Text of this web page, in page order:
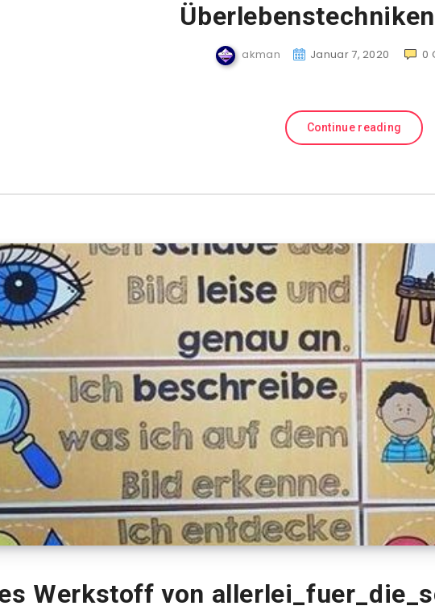
akman Januar 7, 2020 0
Continue reading
Werkstoff von